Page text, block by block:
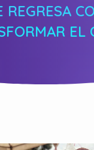
REGRESA
EL